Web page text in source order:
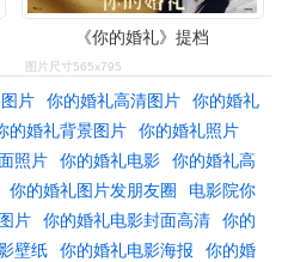
《你的婚礼》提档
图片尺寸565x795
片 你的婚礼高清图片
你的婚礼
的婚礼背景图片
你的婚礼照片
照片 你的婚礼电影
你的婚礼高
你的婚礼图片发朋友圈
电影院你
片 你的婚礼电影封面高清
你的
壁纸 你的婚礼电影海报
你的婚